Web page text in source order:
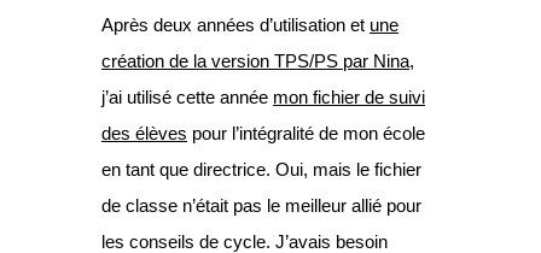
Après deux années d’utilisation et une
création de la version TPS/PS par Nina,
j’ai utilisé cette année mon fichier de suivi
des élèves pour l’intégralité de mon école
en tant que directrice. Oui, mais le fichier
de classe n’était pas le meilleur allié pour
les conseils de cycle. J’avais besoin